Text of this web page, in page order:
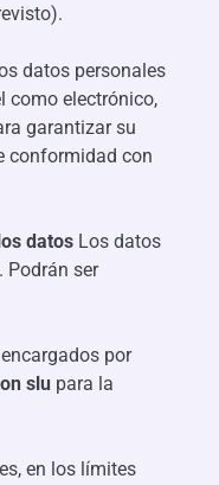
datos personales
como electrónico,
garantizar su
conformidad con
datos Los datos
Podrán ser
por
slu para la
en los límites